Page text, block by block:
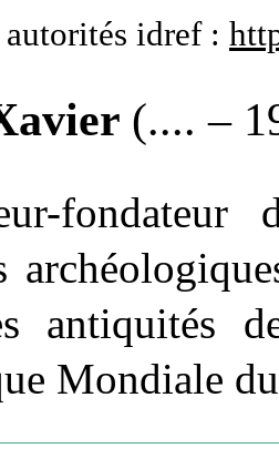
idref :
(.... –
antiquités
Mondiale